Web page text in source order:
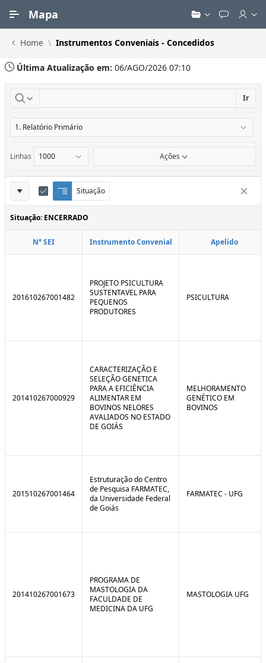
Mapa
Home Instrumentos Conveniais - Concedidos
Última Atualização em: 06/AGO/2026 07:10
Ir
Linhas Ações
Definições
do
Relatório
Situação
Q
u
e
b
E
d
i
t
Situação: ENCERRADO
N° SEI Instrumento Convenial Apelido
201610267001482
PROJETO PSICULTURA
SUSTENTAVEL PARA
PEQUENOS
PRODUTORES
PSICULTURA
201410267000929
CARACTERIZAÇÃO E
SELEÇÃO GENETICA
PARA A EFICIÊNCIA
ALIMENTAR EM
BOVINOS NELORES
AVALIADOS NO ESTADO
DE GOIÁS
MELHORAMENTO
GENÉTICO EM
BOVINOS
201510267001464
Estruturação do Centro
de Pesquisa FARMATEC,
da Universidade Federal
de Goiás
FARMATEC - UFG
201410267001673
PROGRAMA DE
MASTOLOGIA DA
FACULDADE DE
MEDICINA DA UFG
MASTOLOGIA UFG